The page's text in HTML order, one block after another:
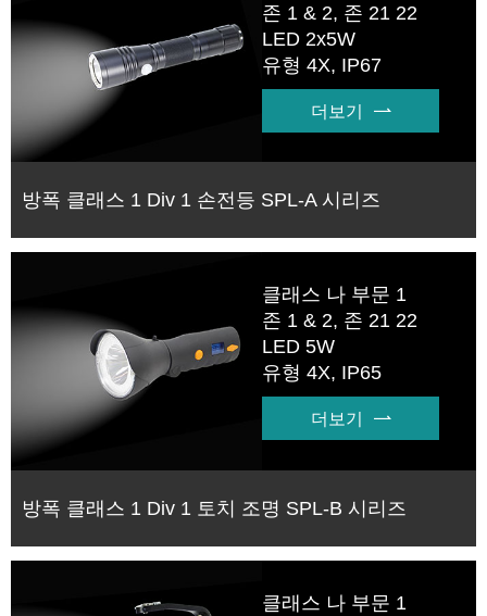
존 1 & 2, 존 21 22
LED 2x5W
유형 4X, IP67
더보기 
방폭 클래스 1 Div 1 손전등 SPL-A 시리즈
클래스 나 부문 1
존 1 & 2, 존 21 22
LED 5W
유형 4X, IP65
더보기 
방폭 클래스 1 Div 1 토치 조명 SPL-B 시리즈
클래스 나 부문 1